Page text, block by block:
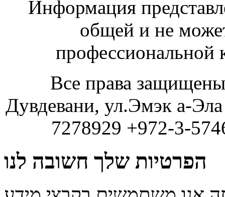
Информация
общей и не
профессиональной
Все права
Дувдевани, ул.Эмэк а-
7278929 +972-3-
הפרטיות שלך חשובה לנו